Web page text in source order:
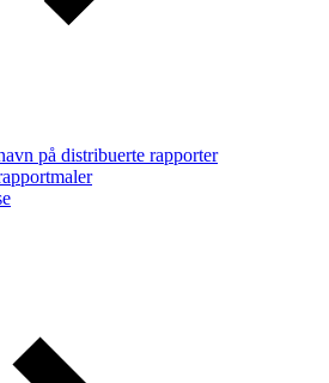
på distribuerte rapporter